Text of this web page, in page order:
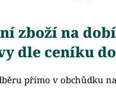
zboží na
dle ceníku
přímo v obchůdku na